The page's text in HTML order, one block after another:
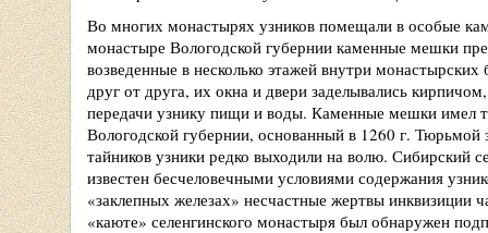
Во многих монастырях узников помещали в особые
монастыре Вологодской губернии каменные мешки
возведенные в несколько этажей внутри
друг от друга, их окна и двери заделывались
передачи узнику пищи и воды. Каменные мешки имел
Вологодской губернии, основанный в 1260 г.
тайников узники редко выходили на волю. Сибирский
известен бесчеловечными условиями содержания
«заклепных железах» несчастные жертвы инквизиции
«каюте» селенгинского монастыря был обнаружен